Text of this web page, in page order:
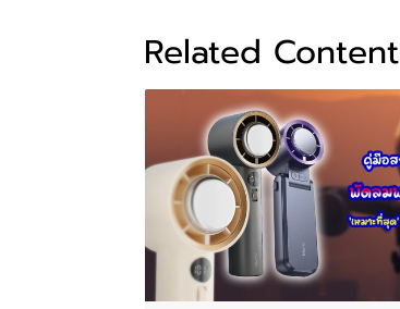
Related Content